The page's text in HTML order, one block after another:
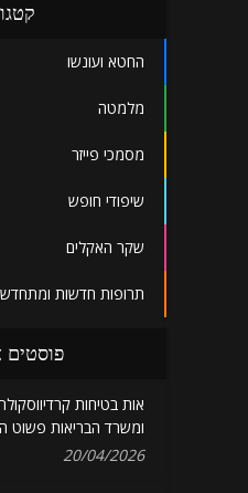
החטא ועונשו
מלמטה
מסמכי פייזר
שיפודי חופש
שקר האקלים
תרופות חדשות
פוסטים
אות בטיחות
ומשרד הבריאות פשוט
20/04/2026